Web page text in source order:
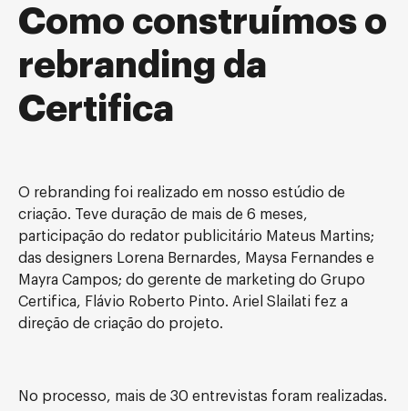
Como construímos o
rebranding da
Certifica
O rebranding foi realizado em nosso estúdio de
criação. Teve duração de mais de 6 meses,
participação do redator publicitário Mateus Martins;
das designers Lorena Bernardes, Maysa Fernandes e
Mayra Campos; do gerente de marketing do Grupo
Certifica, Flávio Roberto Pinto. Ariel Slailati fez a
direção de criação do projeto.
No processo, mais de 30 entrevistas foram realizadas.